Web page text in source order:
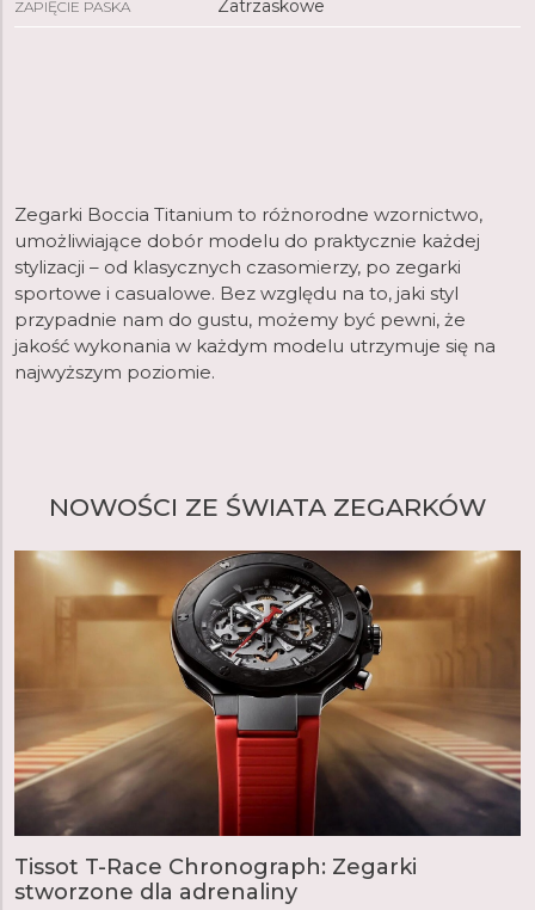
ZAPIĘCIE PASKA Zatrzaskowe
Zegarki Boccia Titanium to różnorodne wzornictwo,
umożliwiające dobór modelu do praktycznie każdej
stylizacji – od klasycznych czasomierzy, po zegarki
sportowe i casualowe. Bez względu na to, jaki styl
przypadnie nam do gustu, możemy być pewni, że
jakość wykonania w każdym modelu utrzymuje się na
najwyższym poziomie.
NOWOŚCI ZE ŚWIATA ZEGARKÓW
Tissot T-Race Chronograph: Zegarki
stworzone dla adrenaliny